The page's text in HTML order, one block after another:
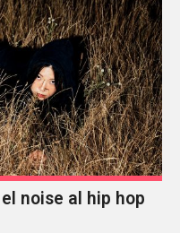
noise al hip hop